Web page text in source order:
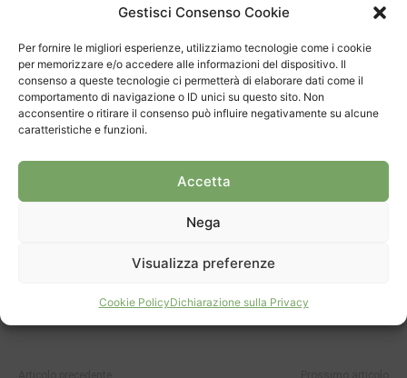
Gestisci Consenso Cookie
Per fornire le migliori esperienze, utilizziamo tecnologie come i cookie
per memorizzare e/o accedere alle informazioni del dispositivo. Il
consenso a queste tecnologie ci permetterà di elaborare dati come il
comportamento di navigazione o ID unici su questo sito. Non
acconsentire o ritirare il consenso può influire negativamente su alcune
caratteristiche e funzioni.
Accetta
Nega
Visualizza preferenze
Cookie PolicyDichiarazione sulla Privacy
Hanno giocato: Cavadini 10, Soggetto 18, Fernandez 24,
Rossetti 6, Briccola 10, Fumagalli 2, Di niro 3, Pupo 2,
Pozzoli 2, Vaghi 4, Böttcher, Dennler.